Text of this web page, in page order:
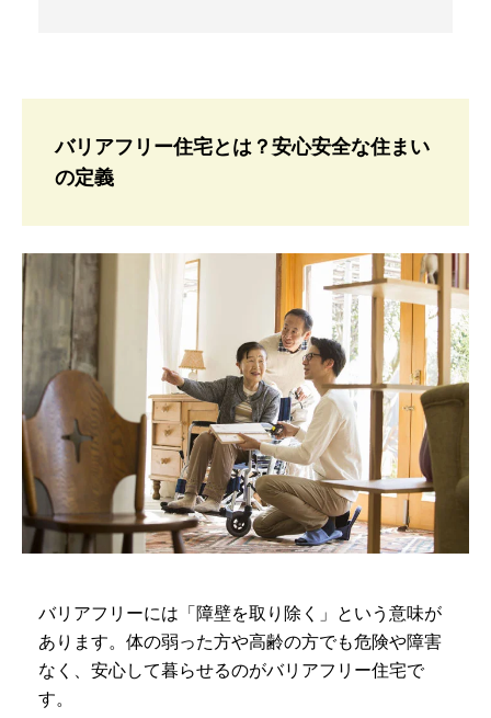
バリアフリー住宅とは？安心安全な住まい
の定義
バリアフリーには「障壁を取り除く」という意味が
あります。体の弱った方や高齢の方でも危険や障害
なく、安心して暮らせるのがバリアフリー住宅で
す。